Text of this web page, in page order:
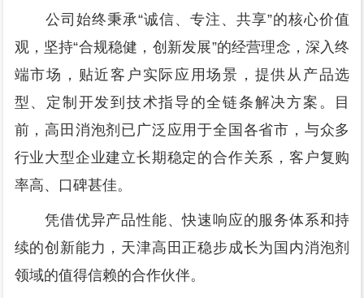
公司始终秉承“诚信、专注、共享”的核心价值
观，坚持“合规稳健，创新发展”的经营理念，深入终
端市场，贴近客户实际应用场景，提供从产品选
型、定制开发到技术指导的全链条解决方案。目
前，高田消泡剂已广泛应用于全国各省市，与众多
行业大型企业建立长期稳定的合作关系，客户复购
率高、口碑甚佳。
凭借优异产品性能、快速响应的服务体系和持
续的创新能力，天津高田正稳步成长为国内消泡剂
领域的值得信赖的合作伙伴。